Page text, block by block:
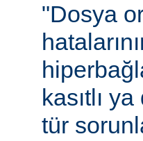
"Dosya
kasıtlı
tür